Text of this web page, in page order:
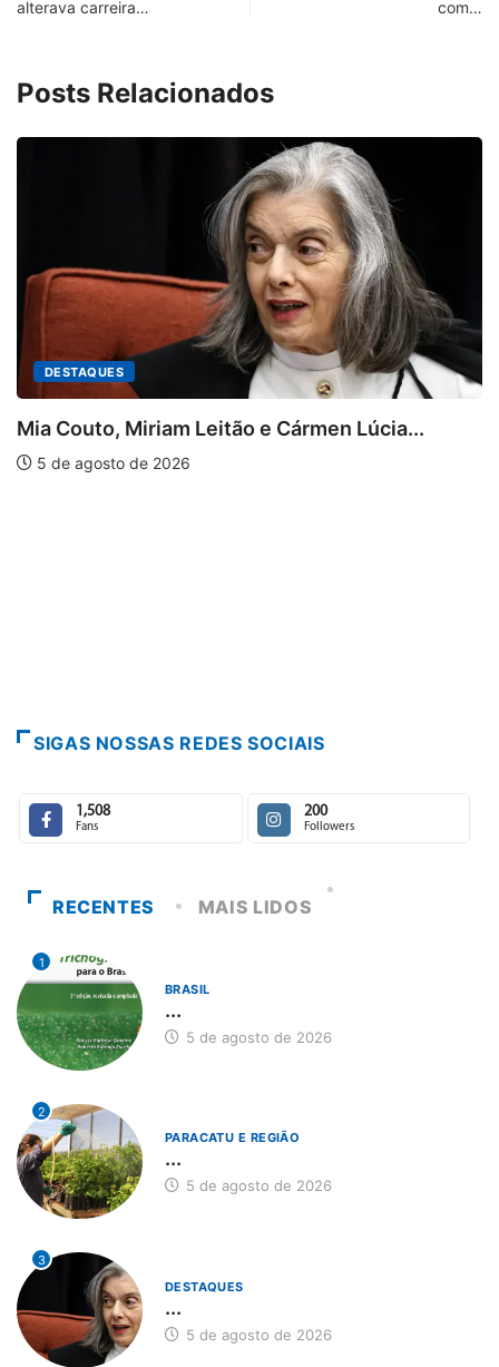
alterava carreira… com…
Posts Relacionados
DESTAQUES
Mia Couto, Miriam Leitão e Cármen Lúcia...
5 de agosto de 2026
SIGAS NOSSAS REDES SOCIAIS
1,508
Fans
200
Followers
RECENTES MAIS LIDOS
1
BRASIL
...
5 de agosto de 2026
2
PARACATU E REGIÃO
...
5 de agosto de 2026
3
DESTAQUES
...
5 de agosto de 2026